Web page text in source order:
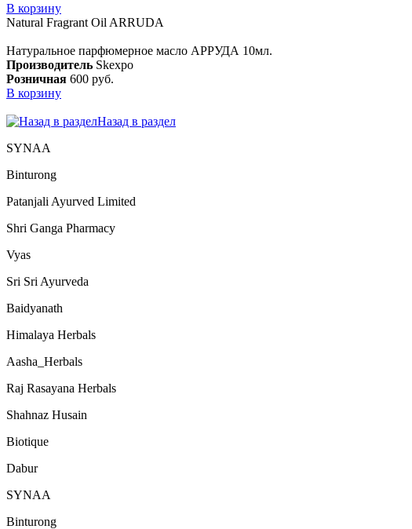
В корзину
Natural Fragrant Oil ARRUDA
Натуральное парфюмерное масло АРРУДА 10мл.
Производитель Skexpo
Розничная 600 руб.
В корзину
Назад в раздел
SYNAA
Binturong
Patanjali Ayurved Limited
Shri Ganga Pharmacy
Vyas
Sri Sri Ayurveda
Baidyanath
Himalaya Herbals
Aasha_Herbals
Raj Rasayana Herbals
Shahnaz Husain
Biotique
Dabur
SYNAA
Binturong